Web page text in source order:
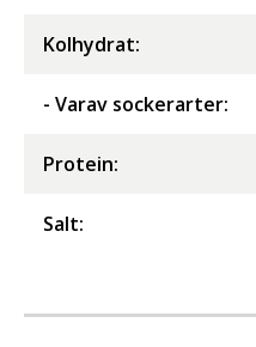
Kolhydrat:
- Varav sockerarter:
Protein:
Salt: